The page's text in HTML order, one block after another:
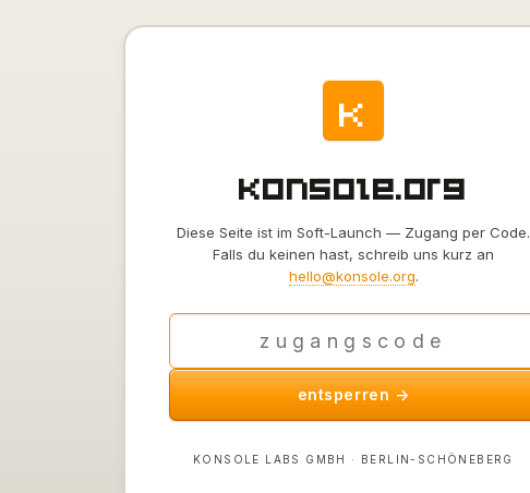
k
konsole.org
Diese Seite ist im Soft-Launch — Zugang per Code.
Falls du keinen hast, schreib uns kurz an
hello@konsole.org.
entsperren →
KONSOLE LABS GMBH · BERLIN-SCHÖNEBERG